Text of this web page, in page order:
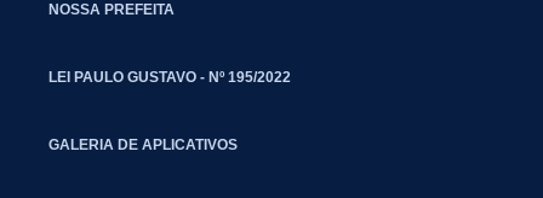
NOSSA PREFEITA
LEI PAULO GUSTAVO - Nº 195/2022
GALERIA DE APLICATIVOS